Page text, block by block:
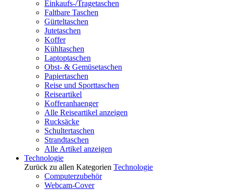
Einkaufs-/Tragetaschen
Faltbare Taschen
Gürteltaschen
Jutetaschen
Koffer
Kühltaschen
Laptoptaschen
Obst- & Gemüsetaschen
Papiertaschen
Reise und Sporttaschen
Reiseartikel
Kofferanhaenger
Alle Reiseartikel anzeigen
Rucksäcke
Schultertaschen
Strandtaschen
Alle Artikel anzeigen
Technologie
Zurück zu allen Kategorien Technologie
Computerzubehör
Webcam-Cover